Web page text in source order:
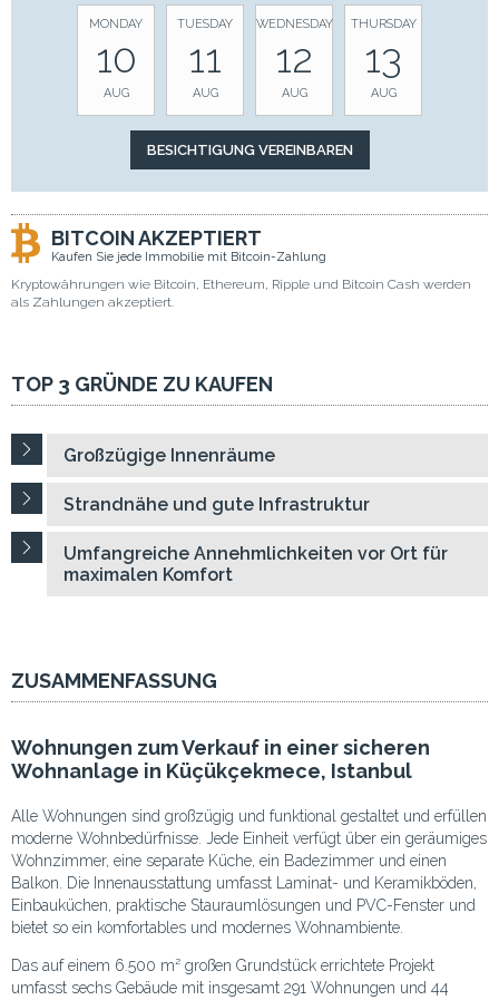
MONDAY
10
AUG
TUESDAY
11
AUG
WEDNESDAY
12
AUG
THURSDAY
13
AUG
BITCOIN AKZEPTIERT
Kaufen Sie jede Immobilie mit Bitcoin-Zahlung
Kryptowährungen wie Bitcoin, Ethereum, Ripple und Bitcoin Cash werden
als Zahlungen akzeptiert.
TOP 3 GRÜNDE ZU KAUFEN
Großzügige Innenräume
Strandnähe und gute Infrastruktur
Umfangreiche Annehmlichkeiten vor Ort für
maximalen Komfort
ZUSAMMENFASSUNG
Wohnungen zum Verkauf in einer sicheren
Wohnanlage in Küçükçekmece, Istanbul
Alle Wohnungen sind großzügig und funktional gestaltet und erfüllen
moderne Wohnbedürfnisse. Jede Einheit verfügt über ein geräumiges
Wohnzimmer, eine separate Küche, ein Badezimmer und einen
Balkon. Die Innenausstattung umfasst Laminat- und Keramikböden,
Einbauküchen, praktische Stauraumlösungen und PVC-Fenster und
bietet so ein komfortables und modernes Wohnambiente.
Das auf einem 6.500 m² großen Grundstück errichtete Projekt
umfasst sechs Gebäude mit insgesamt 291 Wohnungen und 44